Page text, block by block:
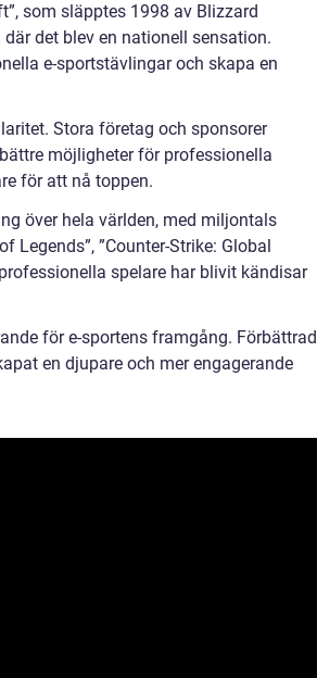
som släpptes 1998 av Blizzard
det blev en nationell sensation.
e-sportstävlingar och skapa en
Stora företag och sponsorer
möjligheter för professionella
för att nå toppen.
över hela världen, med miljontals
Legends”, ”Counter-Strike: Global
spelare har blivit kändisar
för e-sportens framgång. Förbättrad
en djupare och mer engagerande